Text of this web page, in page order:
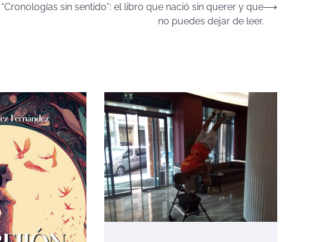
“Cronologías sin sentido”: el libro que nació sin querer y que
no puedes dejar de leer.
⟶